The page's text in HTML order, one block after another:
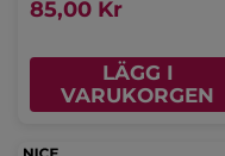
85,00 Kr
LÄGG I
VARUKORGEN